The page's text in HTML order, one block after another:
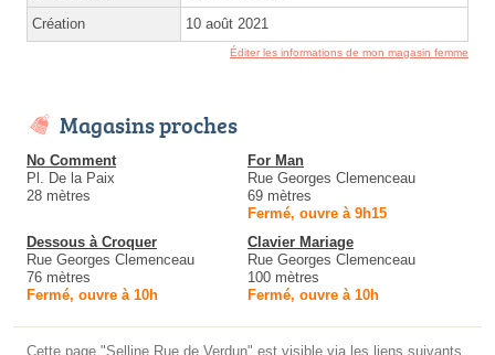
Création 10 août 2021
Éditer les informations de mon magasin femme
Magasins proches
No Comment
Pl. De la Paix
28 mètres
For Man
Rue Georges Clemenceau
69 mètres
Fermé, ouvre à 9h15
Dessous à Croquer
Rue Georges Clemenceau
76 mètres
Fermé, ouvre à 10h
Clavier Mariage
Rue Georges Clemenceau
100 mètres
Fermé, ouvre à 10h
Cette page "Selline Rue de Verdun" est visible via les liens suivants